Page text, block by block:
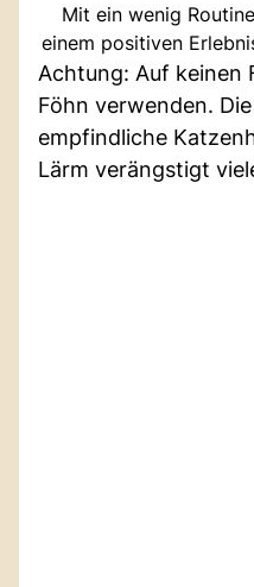
Mit ein wenig
einem positiven
Achtung: Auf keinen
Föhn verwenden.
empfindliche
Lärm verängstigt